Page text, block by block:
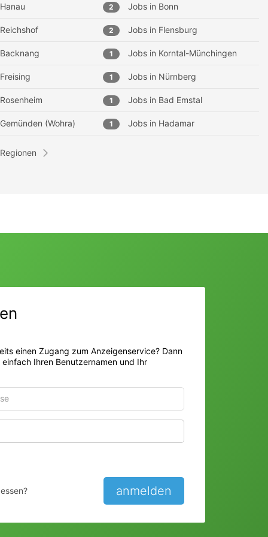
Hanau 2 Jobs in Bonn
Reichshof 2 Jobs in Flensburg
Backnang 1 Jobs in Korntal-Münchingen
Freising 1 Jobs in Nürnberg
Rosenheim 1 Jobs in Bad Emstal
Gemünden (Wohra) 1 Jobs in Hadamar
einen Zugang zum Anzeigenservice? Dann
Ihren Benutzernamen und Ihr
anmelden